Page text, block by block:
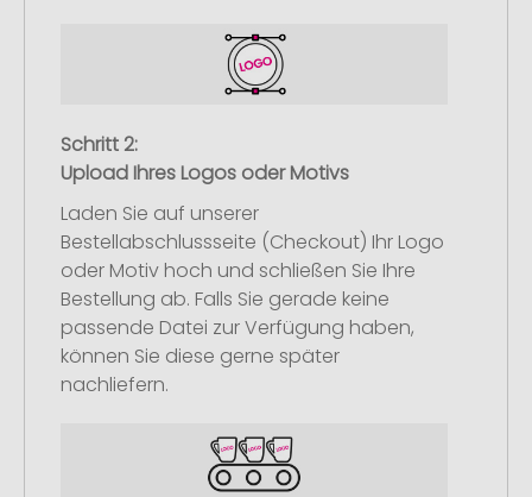
Schritt 2:
Upload Ihres Logos oder Motivs
Laden Sie auf unserer
Bestellabschlussseite (Checkout) Ihr Logo
oder Motiv hoch und schließen Sie Ihre
Bestellung ab. Falls Sie gerade keine
passende Datei zur Verfügung haben,
können Sie diese gerne später
nachliefern.